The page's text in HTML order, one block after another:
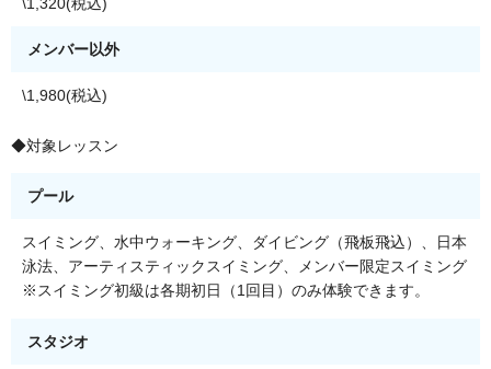
\1,320(税込)
メンバー以外
\1,980(税込)
◆対象レッスン
プール
スイミング、水中ウォーキング、ダイビング（飛板飛込）、日本
泳法、アーティスティックスイミング、メンバー限定スイミング
※スイミング初級は各期初日（1回目）のみ体験できます。
スタジオ